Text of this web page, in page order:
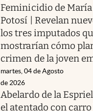
Feminicidio de
Potosí | Revelan
los tres imputados
mostrarían cómo
crimen de la joven
martes, 04 de Agosto
de 2026
Abelardo de la
el atentado con